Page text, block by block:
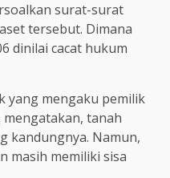
surat-surat
tersebut. Dimana
dinilai cacat hukum
yang mengaku pemilik
tanah
kandungnya. Namun,
masih memiliki sisa